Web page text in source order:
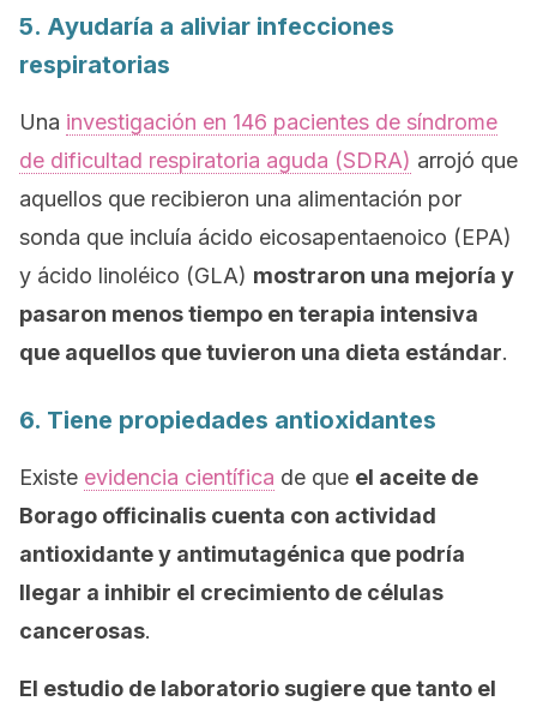
5. Ayudaría a aliviar infecciones
respiratorias
Una investigación en 146 pacientes de síndrome
de dificultad respiratoria aguda (SDRA) arrojó que
aquellos que recibieron una alimentación por
sonda que incluía ácido eicosapentaenoico (EPA)
y ácido linoléico (GLA) mostraron una mejoría y
pasaron menos tiempo en terapia intensiva
que aquellos que tuvieron una dieta estándar.
6. Tiene propiedades antioxidantes
Existe evidencia científica de que el aceite de
Borago officinalis cuenta con actividad
antioxidante y antimutagénica que podría
llegar a inhibir el crecimiento de células
cancerosas.
El estudio de laboratorio sugiere que tanto el